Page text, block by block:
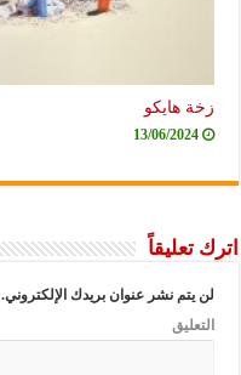
زخة هايكو
13/06/2024
اترك تعليقاً
لن يتم نشر عنوان بريدك الإلكتروني.
التعليق